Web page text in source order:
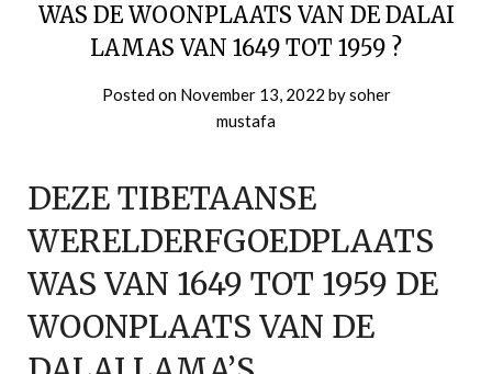
WAS DE WOONPLAATS VAN DE DALAI
LAMAS VAN 1649 TOT 1959 ?
Posted on November 13, 2022 bysoher
mustafa
DEZE TIBETAANSE
WERELDERFGOEDPLAATS
WAS VAN 1649 TOT 1959 DE
WOONPLAATS VAN DE